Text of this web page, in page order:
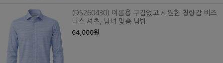
(DS260430) 여름용 구김없고 시원한 청량감 비즈
니스 셔츠, 남녀 맞춤 남방
64,000원